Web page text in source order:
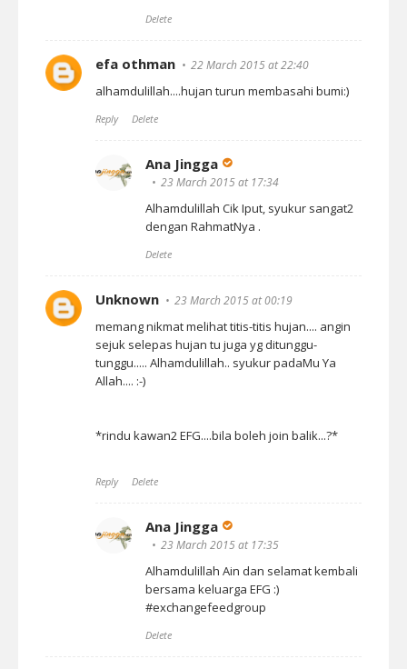
Delete
efa othman 22 March 2015 at 22:40
alhamdulillah....hujan turun membasahi bumi:)
Reply Delete
Ana Jingga
23 March 2015 at 17:34
Alhamdulillah Cik Iput, syukur sangat2
dengan RahmatNya .
Delete
Unknown 23 March 2015 at 00:19
memang nikmat melihat titis-titis hujan.... angin
sejuk selepas hujan tu juga yg ditunggu-
tunggu..... Alhamdulillah.. syukur padaMu Ya
Allah.... :-)
*rindu kawan2 EFG....bila boleh join balik...?*
Reply Delete
Ana Jingga
23 March 2015 at 17:35
Alhamdulillah Ain dan selamat kembali
bersama keluarga EFG :)
#exchangefeedgroup
Delete